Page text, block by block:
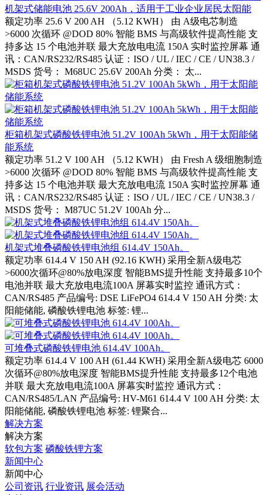
机架式储能电池 25.6V 200Ah，适用于工业企业居民太阳能
额定功率 25.6 V 200 AH （5.12 KWH） 由 A级电芯制造
>6000 次循环 @DOD 80% 智能 BMS 与高级软件提高性能 支
持多达 15 个电池并联 最大充放电电流 150A 实时监控屏幕 通
讯：CAN/RS232/RS485 认证：ISO / UL / IEC / CE / UN38.3 /
MSDS 货号： M68UC 25.6V 200Ah 分类： 太...
柜箱机架式磷酸铁锂电池 51.2V 100Ah 5kWh，用于太阳能储
能系统
额定功率 51.2 V 100 AH （5.12 KWH） 由 Fresh A 级细胞制造
>6000 次循环 @DOD 80% 智能 BMS 与高级软件提高性能 支
持多达 15 个电池并联 最大充放电电流 150A 实时监控屏幕 通
讯：CAN/RS232/RS485 认证：ISO / UL / IEC / CE / UN38.3 /
MSDS 货号： M87UC 51.2V 100Ah 分...
机架式堆叠磷酸铁锂电池组 614.4V 150Ah。
额定功率 614.4 V 150 AH (92.16 KWH) 采用全新A级电芯
>6000次循环@80%放电深度 智能BMS提升性能 支持最多10个
电池并联 最大充放电电流100A 屏幕实时监控 通讯方式：
CAN/RS485 产品编号: DSE LiFePO4 614.4 V 150 AH 分类: 太
阳能储能, 磷酸铁锂电池 标签: 锂...
可堆叠式磷酸铁锂电池 614.4V 100Ah。
额定功率 614.4 V 100 AH (61.44 KWH) 采用全新A级电芯 6000
次循环@80%放电深度 智能BMS提升性能 支持最多12个电池
并联 最大充放电电流100A 屏幕实时监控 通讯方式：
CAN/RS485/LAN 产品编号: HV-M61 614.4 V 100 AH 分类: 太
阳能储能, 磷酸铁锂电池 标签: 锂聚合...
解决方案
解决方案
软包方案 磷酸铁锂方案
新闻中心
新闻中心
公司资讯 行业资讯 展会活动